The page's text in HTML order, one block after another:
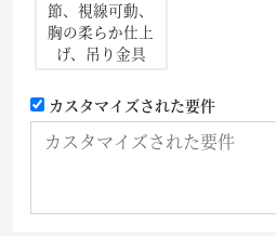
節、視線可動、
胸の柔らか仕上
げ、吊り金具
カスタマイズされた要件